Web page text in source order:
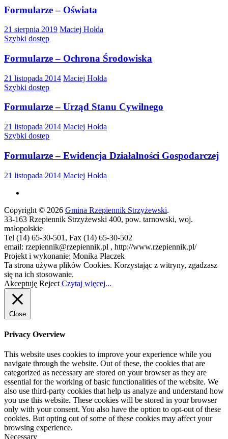
Formularze – Oświata
21 sierpnia 2019 Maciej Hołda
Szybki dostęp
Formularze – Ochrona Środowiska
21 listopada 2014 Maciej Hołda
Szybki dostęp
Formularze – Urząd Stanu Cywilnego
21 listopada 2014 Maciej Hołda
Szybki dostęp
Formularze – Ewidencja Działalności Gospodarczej
21 listopada 2014 Maciej Hołda
Copyright © 2026 Gmina Rzepiennik Strzyżewski.
33-163 Rzepiennik Strzyżewski 400, pow. tarnowski, woj.
małopolskie
Tel (14) 65-30-501, Fax (14) 65-30-502
email: rzepiennik@rzepiennik.pl , http://www.rzepiennik.pl/
Projekt i wykonanie: Monika Płaczek
Ta strona używa plików Cookies. Korzystając z witryny, zgadzasz
się na ich stosowanie.
Akceptuję Reject Czytaj więcej...
Close
Privacy Overview
This website uses cookies to improve your experience while you
navigate through the website. Out of these, the cookies that are
categorized as necessary are stored on your browser as they are
essential for the working of basic functionalities of the website. We
also use third-party cookies that help us analyze and understand how
you use this website. These cookies will be stored in your browser
only with your consent. You also have the option to opt-out of these
cookies. But opting out of some of these cookies may affect your
browsing experience.
Necessary